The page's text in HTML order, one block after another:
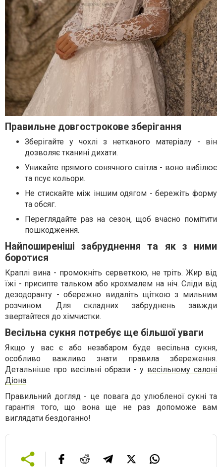
Правильне довгострокове зберігання
Зберігайте у чохлі з нетканого матеріалу - він
дозволяє тканині дихати.
Уникайте прямого сонячного світла - воно вибілює
та псує кольори.
Не стискайте між іншим одягом - бережіть форму
та обсяг.
Переглядайте раз на сезон, щоб вчасно помітити
пошкодження.
Найпоширеніші забруднення та як з ними
боротися
Краплі вина - промокніть серветкою, не тріть. Жир від
їжі - присипте тальком або крохмалем на ніч. Сліди від
дезодоранту - обережно видаліть щіткою з мильним
розчином. Для складних забруднень завжди
звертайтеся до хімчистки.
Весільна сукня потребує ще більшої уваги
Якщо у вас є або незабаром буде весільна сукня,
особливо важливо знати правила збереження.
Детальніше про весільні образи - у весільному салоні
Діона.
Правильний догляд - це повага до улюбленої сукні та
гарантія того, що вона ще не раз допоможе вам
виглядати бездоганно!